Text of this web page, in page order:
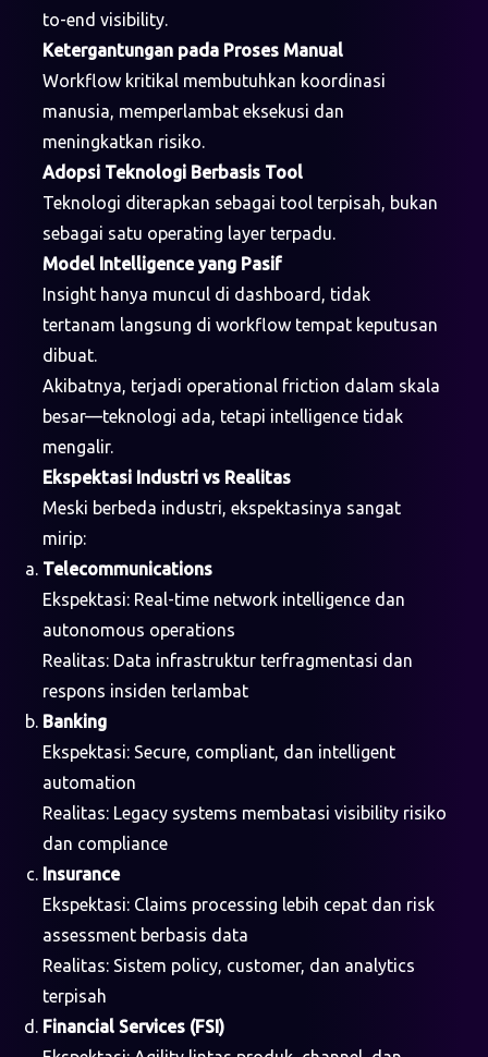
to-end visibility.
Ketergantungan pada Proses Manual
Workflow kritikal membutuhkan koordinasi
manusia, memperlambat eksekusi dan
meningkatkan risiko.
Adopsi Teknologi Berbasis Tool
Teknologi diterapkan sebagai tool terpisah, bukan
sebagai satu operating layer terpadu.
Model Intelligence yang Pasif
Insight hanya muncul di dashboard, tidak
tertanam langsung di workflow tempat keputusan
dibuat.
Akibatnya, terjadi operational friction dalam skala
besar—teknologi ada, tetapi intelligence tidak
mengalir.
Ekspektasi Industri vs Realitas
Meski berbeda industri, ekspektasinya sangat
mirip:
Telecommunications
Ekspektasi: Real-time network intelligence dan
autonomous operations
Realitas: Data infrastruktur terfragmentasi dan
respons insiden terlambat
Banking
Ekspektasi: Secure, compliant, dan intelligent
automation
Realitas: Legacy systems membatasi visibility risiko
dan compliance
Insurance
Ekspektasi: Claims processing lebih cepat dan risk
assessment berbasis data
Realitas: Sistem policy, customer, dan analytics
terpisah
Financial Services (FSI)